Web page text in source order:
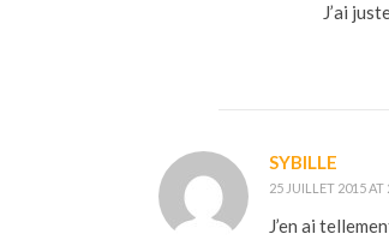
J’ai
SYBILLE
25 JUILLET 2015 AT
J’en ai